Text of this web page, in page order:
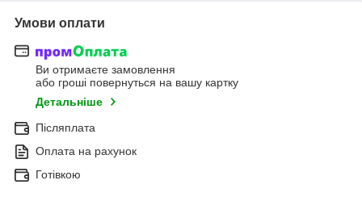
Умови оплати
Ви отримаєте замовлення
або гроші повернуться на вашу картку
Детальніше
Післяплата
Оплата на рахунок
Готівкою